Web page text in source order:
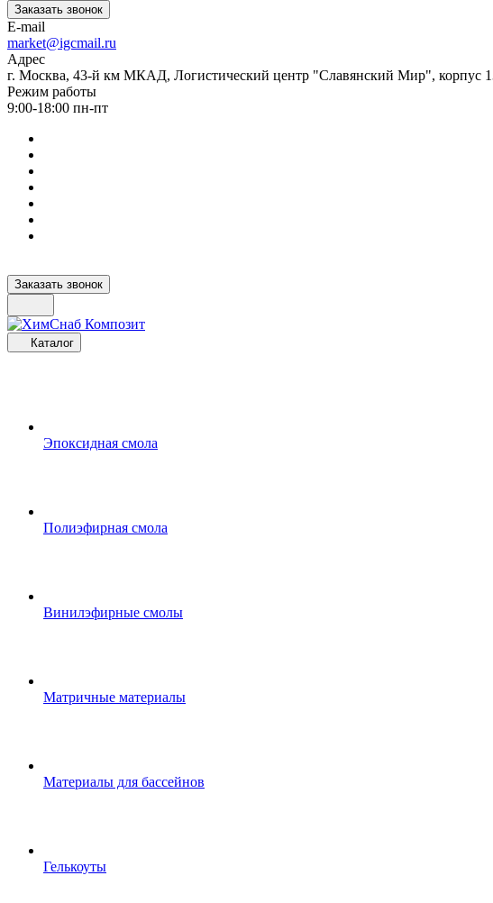
Заказать звонок
E-mail
market@igcmail.ru
Адрес
г. Москва, 43-й км МКАД, Логистический центр "Славянский Мир", корпус
Режим работы
9:00-18:00 пн-пт
Заказать звонок
Каталог
Эпоксидная смола
Полиэфирная смола
Винилэфирные смолы
Матричные материалы
Материалы для бассейнов
Гелькоуты